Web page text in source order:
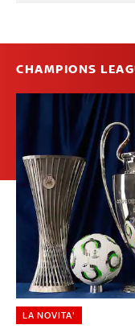
CHAMPIONS
LA NOVITA'